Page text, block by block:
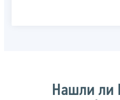
Нашли ли